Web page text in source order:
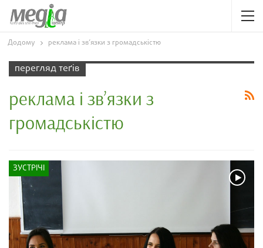
Додому реклама і зв’язки з громадськістю
перегляд теґів
реклама і зв’язки з
громадськістю
ЗУСТРІЧІ